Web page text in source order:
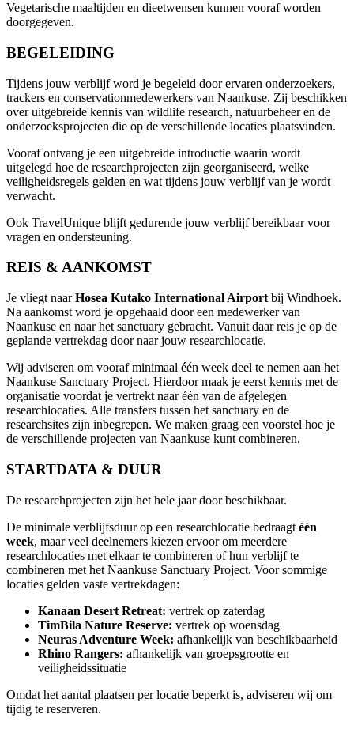
Vegetarische maaltijden en dieetwensen kunnen vooraf worden
doorgegeven.
BEGELEIDING
Tijdens jouw verblijf word je begeleid door ervaren onderzoekers,
trackers en conservationmedewerkers van Naankuse. Zij beschikken
over uitgebreide kennis van wildlife research, natuurbeheer en de
onderzoeksprojecten die op de verschillende locaties plaatsvinden.
Vooraf ontvang je een uitgebreide introductie waarin wordt
uitgelegd hoe de researchprojecten zijn georganiseerd, welke
veiligheidsregels gelden en wat tijdens jouw verblijf van je wordt
verwacht.
Ook TravelUnique blijft gedurende jouw verblijf bereikbaar voor
vragen en ondersteuning.
REIS & AANKOMST
Je vliegt naarHosea Kutako International Airport bij Windhoek.
Na aankomst word je opgehaald door een medewerker van
Naankuse en naar het sanctuary gebracht. Vanuit daar reis je op de
geplande vertrekdag door naar jouw researchlocatie.
Wij adviseren om vooraf minimaal één week deel te nemen aan het
Naankuse Sanctuary Project. Hierdoor maak je eerst kennis met de
organisatie voordat je vertrekt naar één van de afgelegen
researchlocaties. Alle transfers tussen het sanctuary en de
researchsites zijn inbegrepen. We maken graag een voorstel hoe je
de verschillende projecten van Naankuse kunt combineren.
STARTDATA & DUUR
De researchprojecten zijn het hele jaar door beschikbaar.
De minimale verblijfsduur op een researchlocatie bedraagt één
week, maar veel deelnemers kiezen ervoor om meerdere
researchlocaties met elkaar te combineren of hun verblijf te
combineren met het Naankuse Sanctuary Project. Voor sommige
locaties gelden vaste vertrekdagen:
Kanaan Desert Retreat: vertrek op zaterdag
TimBila Nature Reserve: vertrek op woensdag
Neuras Adventure Week: afhankelijk van beschikbaarheid
Rhino Rangers: afhankelijk van groepsgrootte en
veiligheidssituatie
Omdat het aantal plaatsen per locatie beperkt is, adviseren wij om
tijdig te reserveren.